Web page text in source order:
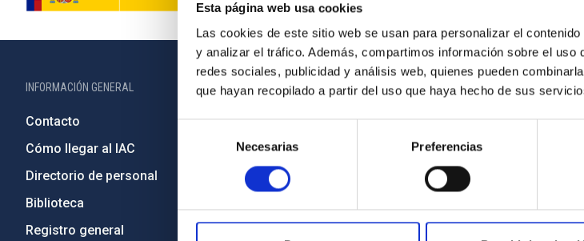
Esta página web usa cookies
Las cookies de este sitio web se usan para personalizar el
y analizar el tráfico. Además, compartimos información sobre el uso
redes sociales, publicidad y análisis web, quienes pueden
que hayan recopilado a partir del uso que haya hecho de sus
consentimiento
Necesarias Preferencias
INFORMACIÓN GENERAL
Contacto
Cómo llegar al IAC
Directorio de personal
Biblioteca
Registro general
INFORMACIÓN INSTITUCIONAL
Legislación
Transparencia
Código ético y política antifraude